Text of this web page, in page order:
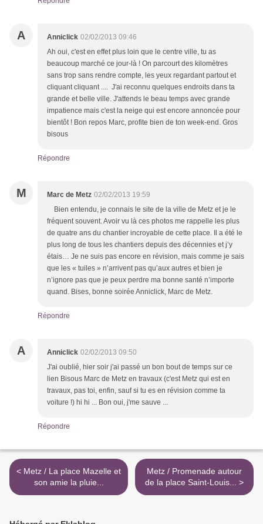
A Anniclick 02/02/2013 09:46
Ah oui, c'est en effet plus loin que le centre ville, tu as
beaucoup marché ce jour-là ! On parcourt des kilomètres
sans trop sans rendre compte, les yeux regardant partout et
cliquant cliquant .... J'ai reconnu quelques endroits dans ta
grande et belle ville. J'attends le beau temps avec grande
impatience mais c'est la neige qui est encore annoncée pour
bientôt ! Bon repos Marc, profite bien de ton week-end. Gros
bisous
Répondre
M Marc de Metz 02/02/2013 19:59
Bien entendu, je connais le site de la ville de Metz et je le
fréquent souvent. Avoir vu là ces photos me rappelle les plus
de quatre ans du chantier incroyable de cette place. Il a été le
plus long de tous les chantiers depuis des décennies et j’y
étais… Je ne suis pas encore en révision, mais comme je sais
que les « tuiles » n’arrivent pas qu’aux autres et bien je
n’ignore pas que je peux perdre ma bonne santé n’importe
quand. Bises, bonne soirée Anniclick, Marc de Metz.
Répondre
A Anniclick 02/02/2013 09:50
J'ai oublié, hier soir j'ai passé un bon bout de temps sur ce
lien Bisous Marc de Metz en travaux (c'est Metz qui est en
travaux, pas toi, enfin, sauf si tu es en révision comme ta
voiture !) hi hi ... Bon oui, j'me sauve ...
Répondre
< Metz / La place Mazelle et
son amie la pluie...
Metz / Promenade autour
de la place Saint-Louis... >